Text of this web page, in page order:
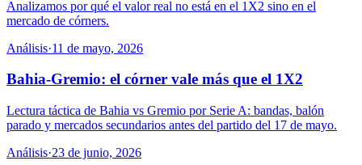
Analizamos por qué el valor real no está en el 1X2 sino en el
mercado de córners.
Análisis·11 de mayo, 2026
Bahia-Gremio: el córner vale más que el 1X2
Lectura táctica de Bahia vs Gremio por Serie A: bandas, balón
parado y mercados secundarios antes del partido del 17 de mayo.
Análisis·23 de junio, 2026